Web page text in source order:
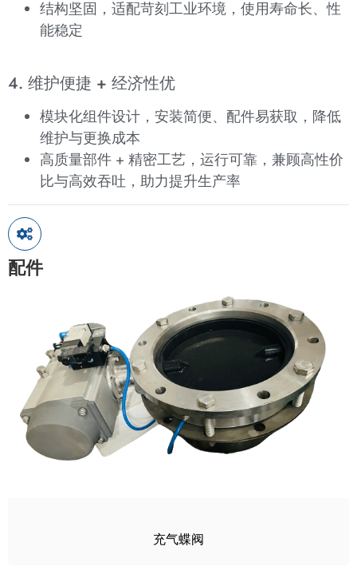
结构坚固，适配苛刻工业环境，使用寿命长、性
能稳定
4. 维护便捷 + 经济性优
模块化组件设计，安装简便、配件易获取，降低
维护与更换成本
高质量部件 + 精密工艺，运行可靠，兼顾高性价
比与高效吞吐，助力提升生产率
配件
充气蝶阀